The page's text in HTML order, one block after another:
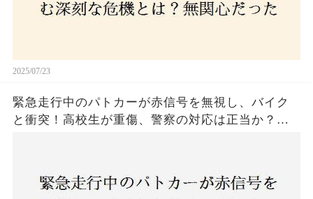
2025/07/23
緊急走行中のパトカーが赤信号を無視し、バイク
と衝突！高校生が重傷、警察の対応は正当か？兵